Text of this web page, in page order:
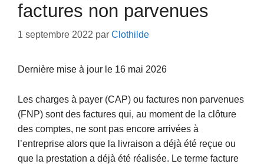
factures non parvenues
1 septembre 2022 par Clothilde
Dernière mise à jour le 16 mai 2026
Les charges à payer (CAP) ou factures non parvenues
(FNP) sont des factures qui, au moment de la clôture
des comptes, ne sont pas encore arrivées à
l’entreprise alors que la livraison a déjà été reçue ou
que la prestation a déjà été réalisée. Le terme facture